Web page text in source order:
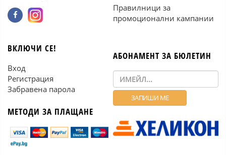
Правилници за
промоционални кампании
ВКЛЮЧИ СЕ!
Вход
Регистрация
Забравена парола
МЕТОДИ ЗА ПЛАЩАНЕ
АБОНАМЕНТ ЗА БЮЛЕТИН